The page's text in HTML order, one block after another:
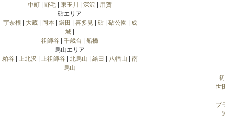
中町
野毛 東玉川 深沢
用賀
砧エリア
宇奈根
大蔵| 岡本| 鎌田 喜多見| 砧| 砧公園
成
城
祖師谷
千歳台
船橋
烏山エリア
粕谷
上北沢 上祖師谷 北烏山 給田 八幡山
南
烏山
世
プ